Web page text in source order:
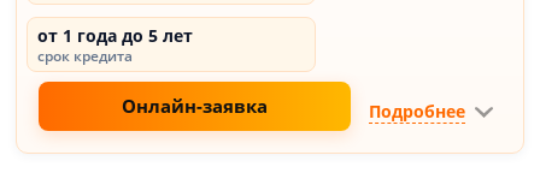
от 1 года до 5 лет
срок кредита
Онлайн-заявка Подробнее